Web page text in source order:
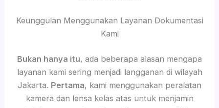
Keunggulan Menggunakan Layanan Dokumentasi
Kami
Bukan hanya itu, ada beberapa alasan mengapa
layanan kami sering menjadi langganan di wilayah
Jakarta. Pertama, kami menggunakan peralatan
kamera dan lensa kelas atas untuk menjamin